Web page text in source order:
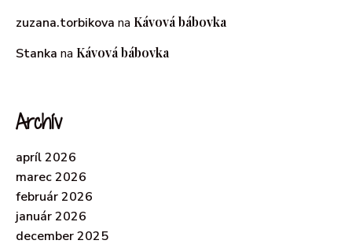
zuzana.torbikova na Kávová bábovka
Stanka na Kávová bábovka
Archív
apríl 2026
marec 2026
február 2026
január 2026
december 2025